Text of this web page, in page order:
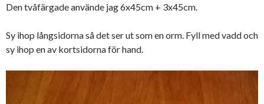
Den tvåfärgade använde jag 6x45cm + 3x45cm.
Sy ihop långsidorna så det ser ut som en orm. Fyll med vadd och
sy ihop en av kortsidorna för hand.